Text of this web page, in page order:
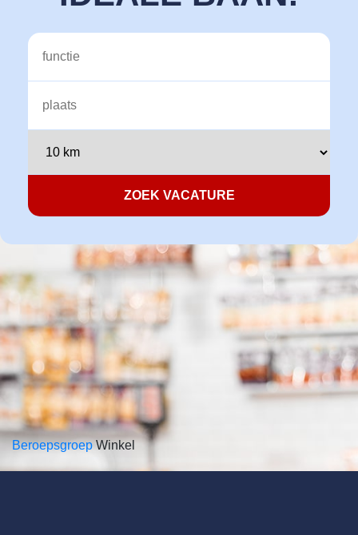
Vacatures
BeroepsgroepWinkel